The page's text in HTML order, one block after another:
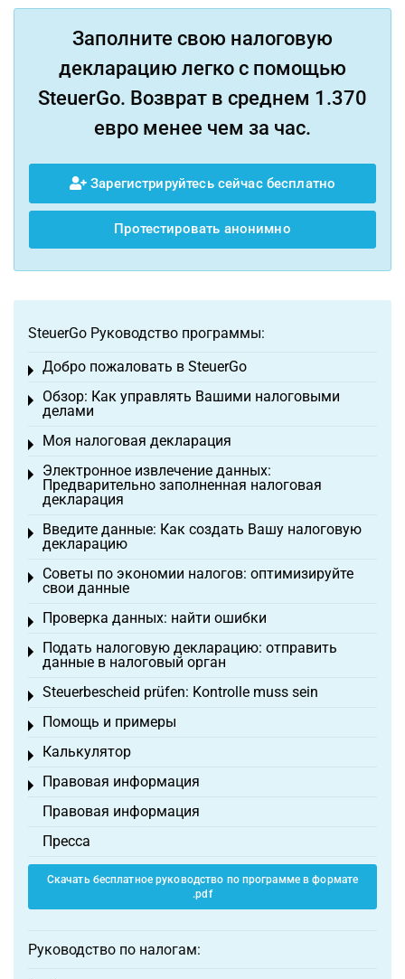
Заполните свою налоговую
декларацию легко с помощью
SteuerGo. Возврат в среднем 1.370
евро менее чем за час.
Зарегистрируйтесь сейчас бесплатно
Протестировать анонимно
SteuerGo Руководство программы:
Добро пожаловать в SteuerGo
Toggle menu
Обзор: Как управлять Вашими налоговыми
делами
Toggle menu
Моя налоговая декларация
Toggle menu
Электронное извлечение данных:
Предварительно заполненная налоговая
декларация
Toggle menu
Введите данные: Как создать Вашу налоговую
декларацию
Toggle menu
Советы по экономии налогов: оптимизируйте
свои данные
Toggle menu
Проверка данных: найти ошибки
Toggle menu
Подать налоговую декларацию: отправить
данные в налоговый орган
Toggle menu
Steuerbescheid prüfen: Kontrolle muss sein
Toggle menu
Помощь и примеры
Toggle menu
Калькулятор
Toggle menu
Правовая информация
Toggle menu
Правовая информация
Пресса
Скачать бесплатное руководство по программе в формате
.pdf
Руководство по налогам: